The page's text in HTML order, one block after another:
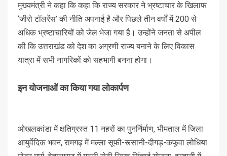
मुख्यमंत्री ने कहा कि कहा कि राज्य सरकार ने भ्रष्टाचार के खिलाफ
‘जीरो टॉलरेंस’ की नीति अपनाई है और पिछले तीन वर्षों में 200 से
अधिक भ्रष्टाचारियों को जेल भेजा गया है। उन्होंने जनता से अपील
की कि उत्तराखंड को देश का अग्रणी राज्य बनाने के लिए विकास
यात्रा में सभी नागरिकों को सहभागी बनना होगा।
इन योजनाओं का किया गया लोकार्पण
ओखलकांडा में क्षतिग्रस्त 11 नहरों का पुनर्निर्माण, भीमताल में जिला
आयुर्वेदिक भवन, रामगढ़ में मल्ला सूफी-रूसानी-दीगड़-कफूवा लोधिया